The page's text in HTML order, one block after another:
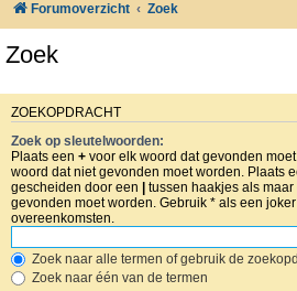
Forumoverzicht Zoek
Zoek
ZOEKOPDRACHT
Zoek op sleutelwoorden:
Plaats een + voor elk woord dat gevonden
woord dat niet gevonden moet worden. Plaats
gescheiden door een | tussen haakjes als
gevonden moet worden. Gebruik * als een
overeenkomsten.
Zoek naar alle termen of gebruik de
Zoek naar één van de termen